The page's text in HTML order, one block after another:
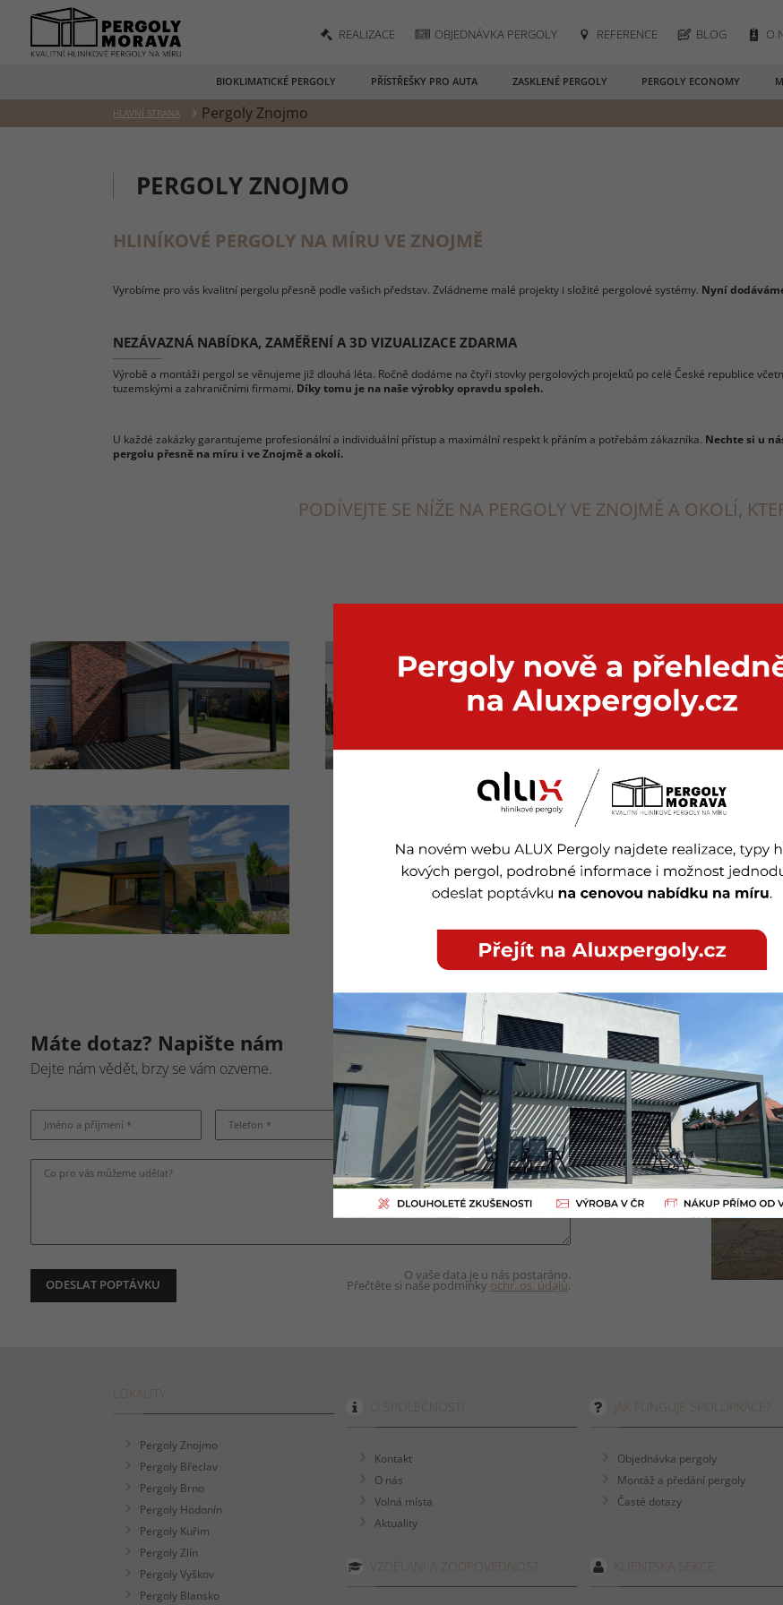
REALIZACE OBJEDNÁVKA PERGOLY REFERENCE BLOG O
BIOKLIMATICKÉ PERGOLY PŘÍSTŘEŠKY PRO AUTA ZASKLENÉ PERGOLY PERGOLY ECONOMY
HLAVNÍ STRANA Pergoly Znojmo
PERGOLY ZNOJMO
HLINÍKOVÉ PERGOLY NA MÍRU VE ZNOJMĚ
Vyrobíme pro vás kvalitní pergolu přesně podle vašich představ. Zvládneme malé projekty i složité pergolové systémy. Nyní
NEZÁVAZNÁ NABÍDKA, ZAMĚŘENÍ A 3D VIZUALIZACE ZDARMA
Výrobě a montáži pergol se věnujeme již dlouhá léta. Ročně dodáme na čtyři stovky pergolových projektů po celé České republice
tuzemskými a zahraničními firmami. Díky tomu je na naše výrobky opravdu spoleh.
U každé zakázky garantujeme profesionální a individuální přístup a maximální respekt k přáním a potřebám zákazníka. Nechte si u
pergolu přesně na míru i ve Znojmě a okolí.
PODÍVEJTE SE NÍŽE NA PERGOLY VE ZNOJMĚ A OKOLÍ,
Máte dotaz? Napište nám
Dejte nám vědět, brzy se vám ozveme.
Jméno a příjmení * Telefon * E-mail *
Co pro vás můžeme udělat?
O vaše data je u nás postaráno.
Přečtěte si naše podmínky ochr. os. údajů.
LOKALITY
Pergoly Znojmo
Pergoly Břeclav
Pergoly Brno
Pergoly Hodonín
Pergoly Kuřim
Pergoly Zlín
Pergoly Vyškov
Pergoly Blansko
O SPOLEČNOSTI
Kontakt
O nás
Volná místa
Aktuality
JAK FUNGUJE SPOLUPRÁCE?
Objednávka pergoly
Montáž a předání pergoly
Časté dotazy
VZDĚLÁNÍ A ZODPOVĚDNOST KLIENTSKÁ SEKCE